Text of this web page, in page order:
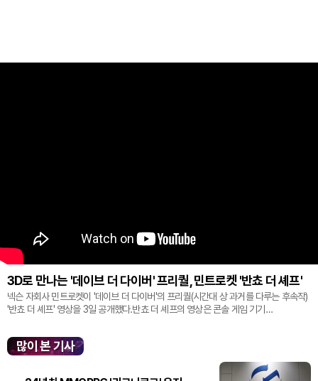
3D로 만나는 '데이브 더 다이버' 프리퀄, 민트로켓 '반쵸 더 셰프'
넥슨 자회사 민트로켓이 '데이브 더 다이버'의 프리퀄(시간대 상 과거를 다루는 후속작)
'반쵸 더 셰프' 영상을 3일 공개했다.반쵸 더 셰프의 영상은 콘솔 게임 기기
많이 본 기사